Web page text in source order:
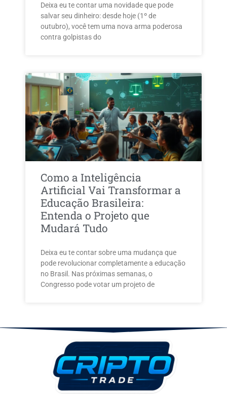
Deixa eu te contar uma novidade que pode
salvar seu dinheiro: desde hoje (1º de
outubro), você tem uma nova arma poderosa
contra golpistas do
Como a Inteligência
Artificial Vai Transformar a
Educação Brasileira:
Entenda o Projeto que
Mudará Tudo
Deixa eu te contar sobre uma mudança que
pode revolucionar completamente a educação
no Brasil. Nas próximas semanas, o
Congresso pode votar um projeto de